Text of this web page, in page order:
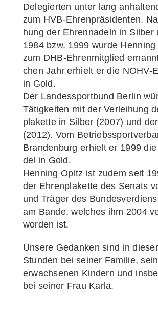
Dele­gier­ten unter lang
zum HVB-Ehren­prä­­si­­den­­ten.
hung der Ehren­na­deln in Sil­ber
1984 bzw. 1999 wur­de
zum DHB-Ehren­­mi­t­­glied
chen Jahr erhielt er die NOHV-
in Gold.
Der Lan­des­sport­bund Ber­lin
Tätig­kei­ten mit der Ver­lei­hung
pla­ket­te in Sil­ber (2007) und
(2012). Vom
Bran­­den­­burg erhielt er 1999
del in Gold.
Hen­ning Opitz ist zudem seit
der Ehren­pla­ket­te des Senats
und Trä­ger des
am Ban­de, wel­ches ihm 2004
wor­den ist.
Unse­re Gedan­ken sind in
Stun­den bei sei­ner Fami­lie,
erwach­se­nen Kin­dern und
bei sei­ner Frau Karla.